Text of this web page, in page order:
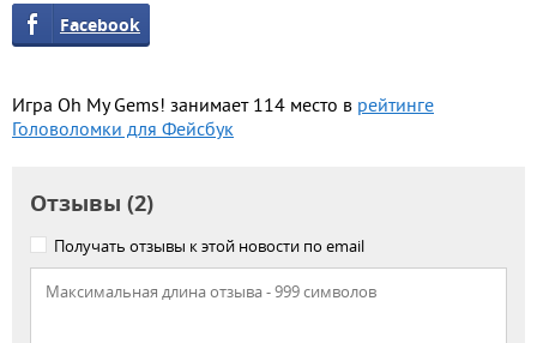
Facebook
Игра Oh My Gems! занимает 114 место в рейтинге
Головоломки для Фейсбук
Отзывы (2)
Получать отзывы к этой новости по email